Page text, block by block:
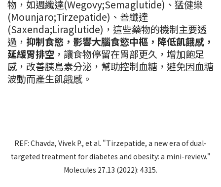
物，如週纖達(Wegovy;Semaglutide)、猛健樂
(Mounjaro;Tirzepatide)、善纖達
(Saxenda;Liraglutide)，這些藥物的機制主要透
過， 抑制食慾，影響大腦食慾中樞，降低飢餓感，
延緩胃排空 ，讓食物停留在胃部更久，增加飽足
感，改善胰島素分泌，幫助控制血糖，避免因血糖
波動而產生飢餓感。
REF: Chavda, Vivek P., et al. "Tirzepatide, a new era of dual-
targeted treatment for diabetes and obesity: a mini-review."
Molecules 27.13 (2022): 4315.